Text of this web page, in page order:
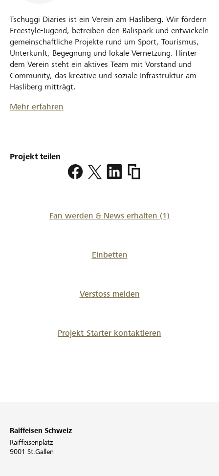
Tschuggi Diaries ist ein Verein am Hasliberg. Wir fördern
Freestyle-Jugend, betreiben den Balispark und entwickeln
gemeinschaftliche Projekte rund um Sport, Tourismus,
Unterkunft, Begegnung und lokale Vernetzung. Hinter
dem Verein steht ein aktives Team mit Vorstand und
Community, das kreative und soziale Infrastruktur am
Hasliberg mitträgt.
Mehr erfahren
Projekt teilen
https://
Fan werden & News erhalten (1)
Einbetten
Verstoss melden
Projekt-Starter kontaktieren
Raiffeisen Schweiz
Raiffeisenplatz
9001 St.Gallen